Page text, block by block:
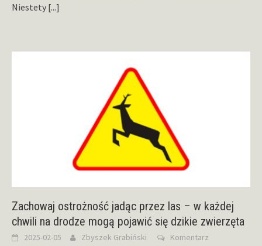
Niestety [...]
Zachowaj ostrożność jadąc przez las – w każdej
chwili na drodze mogą pojawić się dzikie zwierzęta
2025-02-05 Zbyszek Grabiński Komentarz